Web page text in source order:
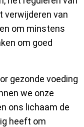
verwijderen van
om minstens
om goed
gezonde voeding
we onze
ons lichaam de
heeft om